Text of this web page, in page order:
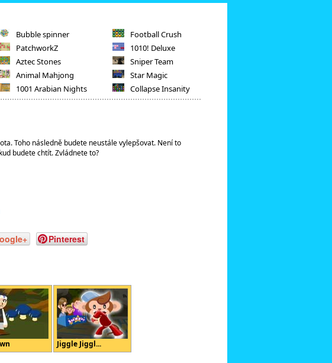
Bubble spinner
PatchworkZ
Aztec Stones
Animal Mahjong
1001 Arabian Nights
Football Crush
1010! Deluxe
Sniper Team
Star Magic
Collapse Insanity
Toho následně budete neustále vylepšovat. Není to
budete chtít. Zvládnete to?
Pinterest
Jiggle Jiggl...